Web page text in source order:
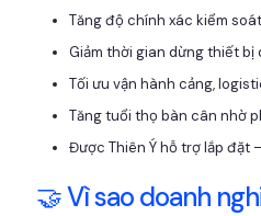
Tăng độ chính xác kiểm
Giảm thời gian dừng thiết bị
Tối ưu vận hành cảng,
Tăng tuổi thọ bàn cân nhờ
Được Thiên Ý hỗ trợ lắp đặt
🤝 Vì sao doanh